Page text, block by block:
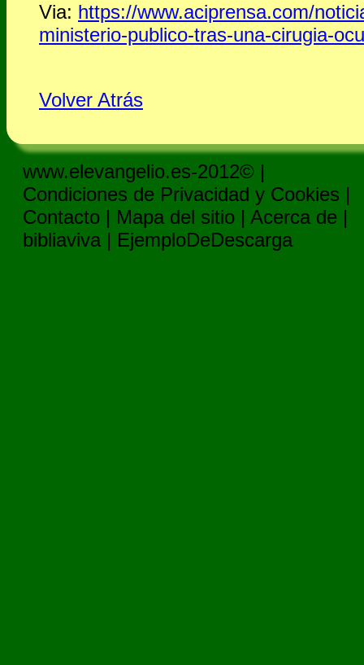
Via: https://www.aciprensa.com/
ministerio-publico-tras-una-cirugia-
Volver Atrás
www.elevangelio.es-2012© |
Condiciones de Privacidad y Cookies |
Contacto | Mapa del sitio | Acerca de |
bibliaviva | EjemploDeDescarga